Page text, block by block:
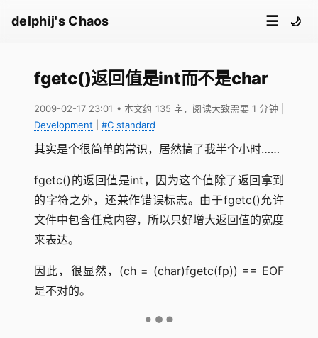
delphij's Chaos ☰ 🌙
fgetc()返回值是int而不是char
2009-02-17 23:01 • 本文约 135 字，阅读大致需要 1 分钟
Development
#C standard
其实是个很简单的常识，居然搞了我半个小时……
fgetc()的返回值是int，因为这个值除了返回拿到
的字符之外，还兼作错误标志。由于fgetc()允许
文件中包含任意内容，所以只好增大返回值的宽度
来表达。
因此，很显然，(ch = (char)fgetc(fp)) == EOF
是不对的。